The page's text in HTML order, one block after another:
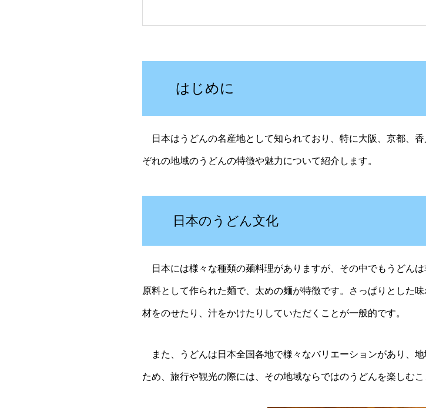
はじめに
日本はうどんの名産地として知られており、特に大阪、京都、
ぞれの地域のうどんの特徴や魅力について紹介します。
日本のうどん文化
日本には様々な種類の麺料理がありますが、その中でもうどん
原料として作られた麺で、太めの麺が特徴です。さっぱりとした
材をのせたり、汁をかけたりしていただくことが一般的です。
また、うどんは日本全国各地で様々なバリエーションがあり、
ため、旅行や観光の際には、その地域ならではのうどんを楽しむこ